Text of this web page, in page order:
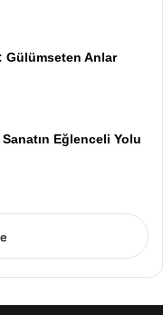
Gülümseten Anlar
Eğlenceli Yolu